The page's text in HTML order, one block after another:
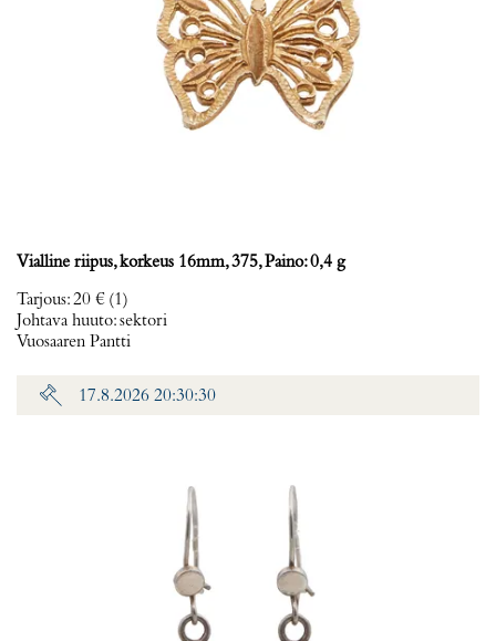
Vialline riipus, korkeus 16mm, 375, Paino: 0,4 g
Tarjous:20 € (1)
Johtava huuto:sektori
Vuosaaren Pantti
17.8.2026 20:30:30